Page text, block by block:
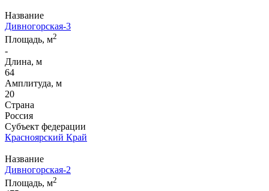
Название
Дивногорская-3
Площадь, м2
-
Длина, м
64
Амплитуда, м
20
Страна
Россия
Субъект федерации
Красноярский Край
Название
Дивногорская-2
Площадь, м2